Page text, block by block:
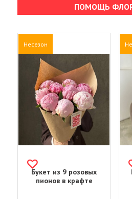
ПОМОЩЬ
Несезон
Букет из 9 розовых
пионов в крафте